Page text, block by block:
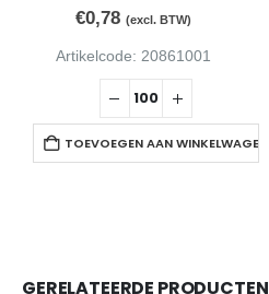
€0,78 (excl. BTW)
Artikelcode: 20861001
TOEVOEGEN AAN WINKELWAGEN
GERELATEERDE PRODUCTEN